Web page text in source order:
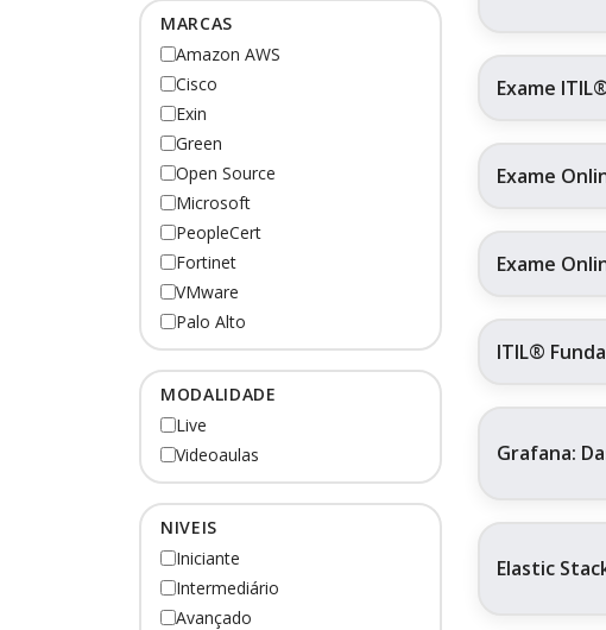
MARCAS
Amazon AWS
Cisco
Exin
Green
Open Source
Microsoft
PeopleCert
Fortinet
VMware
Palo Alto
MODALIDADE
Live
Videoaulas
NIVEIS
Iniciante
Intermediário
Avançado
Exame
Exame
Exame
ITIL®
Grafana:
Elastic